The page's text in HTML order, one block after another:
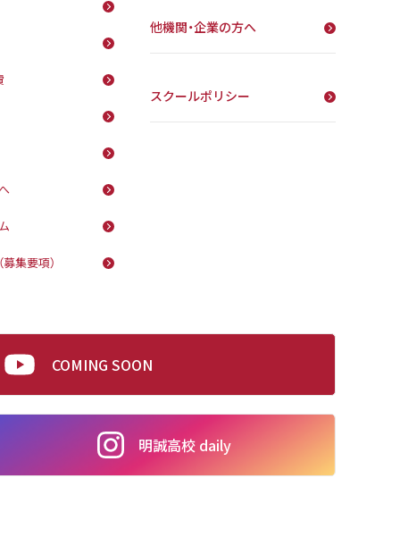
集要項）
他機関・企業の方へ
スクールポリシー
COMING SOON
明誠高校 daily